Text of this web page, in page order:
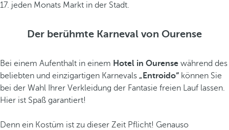
17. jeden Monats Markt in der Stadt.
Der berühmte Karneval von Ourense
Bei einem Aufenthalt in einem Hotel in Ourense während des
beliebten und einzigartigen Karnevals „Entroido“ können Sie
bei der Wahl Ihrer Verkleidung der Fantasie freien Lauf lassen.
Hier ist Spaß garantiert!
Denn ein Kostüm ist zu dieser Zeit Pflicht! Genauso